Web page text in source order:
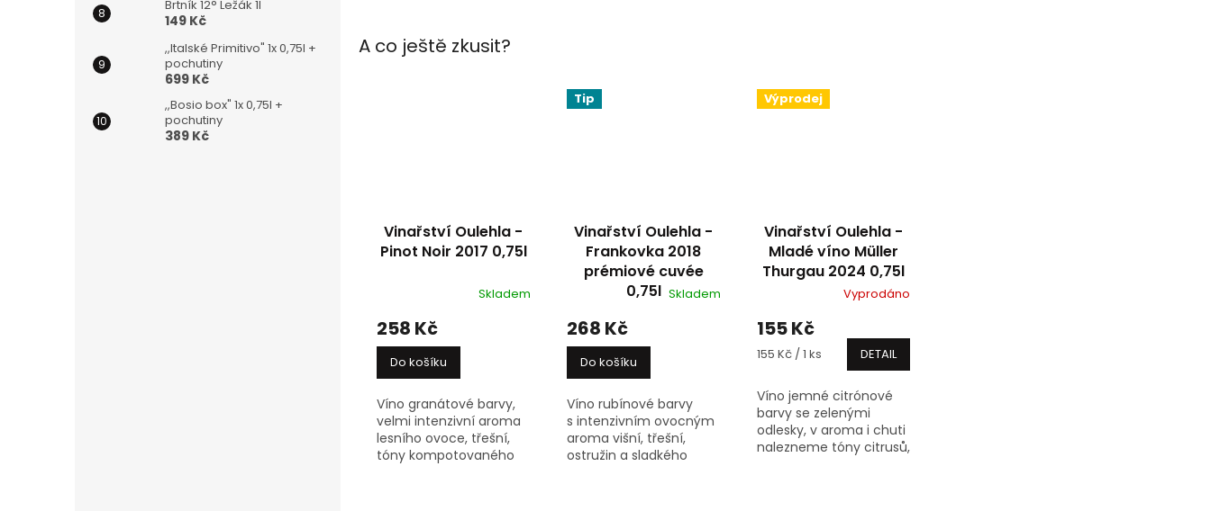
Brtník 12° Ležák 1l
149 Kč
,,Italské Primitivo" 1x 0,75l +
pochutiny
699 Kč
,,Bosio box" 1x 0,75l +
pochutiny
389 Kč
A co ještě zkusit?
Vinařství Oulehla -
Pinot Noir 2017 0,75l
Skladem
258 Kč
Do košíku
Víno granátové barvy,
velmi intenzivní aroma
lesního ovoce, třešní,
tóny kompotovaného
Tip
Vinařství Oulehla -
Frankovka 2018
prémiové cuvée
0,75l Skladem
268 Kč
Do košíku
Víno rubínové barvy
s intenzivním ovocným
aroma višní, třešní,
ostružin a sladkého
Výprodej
Vinařství Oulehla -
Mladé víno Müller
Thurgau 2024 0,75l
Vyprodáno
155 Kč
Měrná
155 Kč / 1 ks DETAIL
Víno jemné citrónové
barvy se zelenými
odlesky, v aroma i chuti
nalezneme tóny citrusů,